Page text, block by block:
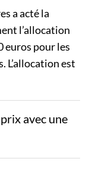
a acté la
l’allocation
euros pour les
L’allocation est
avec une